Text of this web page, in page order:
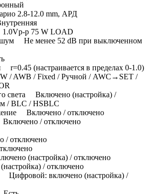
2.8-12.0 mm, АРД
p 75 W LOAD
шум Не менее 52 dB при выключенном
(настраивается в пределах 0-1.0)
/ AWB / Fixed / Ручной / AWC→SET /
света Включено (настройка) /
/ BLC / HSBLC
Включено / отключено
/ отключено
отключено
(настройка) / отключено
/ отключено
Цифровой: включено (настройка) /